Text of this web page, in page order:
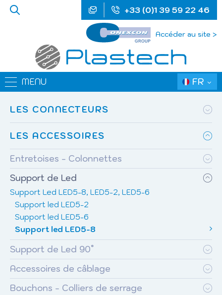
Accéder au site >
+33 (0)1 39 59 22 46
FR
MENU
LES CONNECTEURS
LES ACCESSOIRES
Entretoises - Colonnettes
Support de Led
Support Led LED5-8, LED5-2, LED5-6
Support led LED5-2
Support led LED5-6
Support led LED5-8
Support de Led 90°
Accessoires de câblage
Bouchons - Colliers de serrage